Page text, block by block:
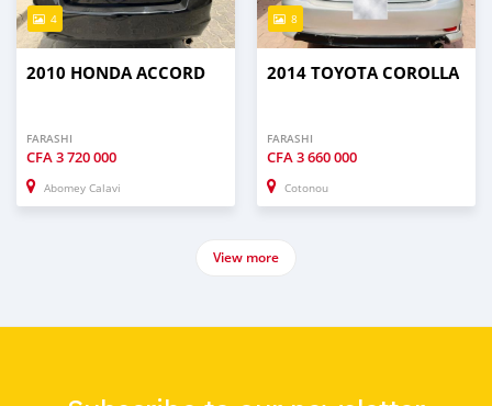
4
2010 HONDA ACCORD
FARASHI
CFA3 720 000
Abomey Calavi
8
2014 TOYOTA COROLLA
FARASHI
CFA3 660 000
Cotonou
View more